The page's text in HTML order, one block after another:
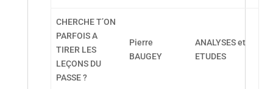
CHERCHE T’ON
PARFOIS A
TIRER LES
LEÇONS DU
PASSE ?
Pierre
BAUGEY
ANALYSES et
ETUDES